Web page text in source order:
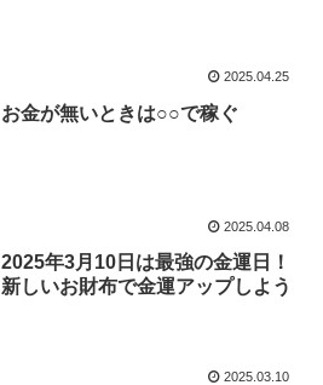
2025.04.25
お金が無いときは○○で稼ぐ
2025.04.08
2025年3月10日は最強の金運日！
新しいお財布で金運アップしよう
2025.03.10